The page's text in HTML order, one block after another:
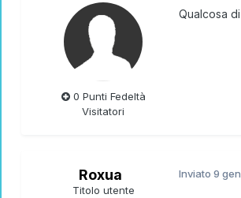
0 Punti Fedeltà
Visitatori
Qualcosa
Roxua
Titolo utente
Inviato 9